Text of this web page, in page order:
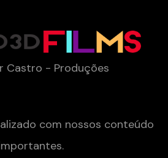
Castro - Produções
com nossos conteúdo